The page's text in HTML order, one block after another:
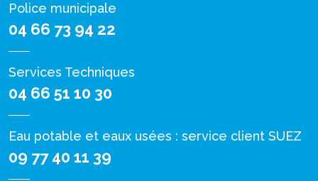
Police municipale
04 66 73 94 22
Services Techniques
04 66 51 10 30
Eau potable et eaux usées : service client SUEZ
09 77 40 11 39